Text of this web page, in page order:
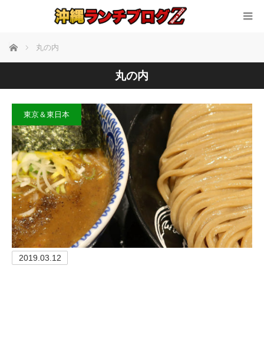
ホーム 丸の内
丸の内
東京＆東日本
2019.03.12